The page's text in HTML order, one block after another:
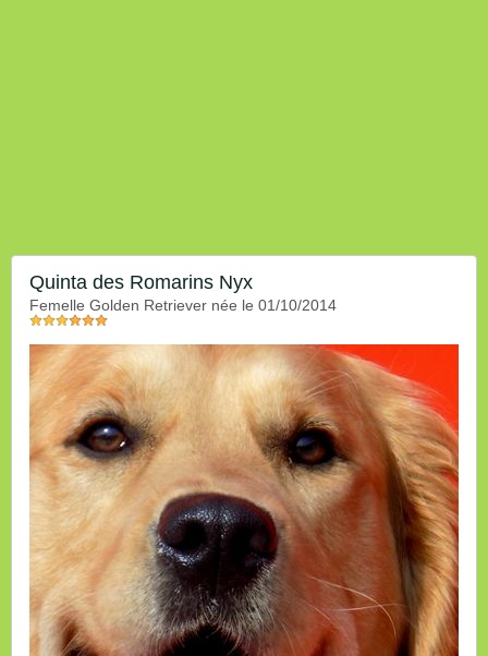
Quinta des Romarins Nyx
femelle Golden Retriever née le 01/10/2014